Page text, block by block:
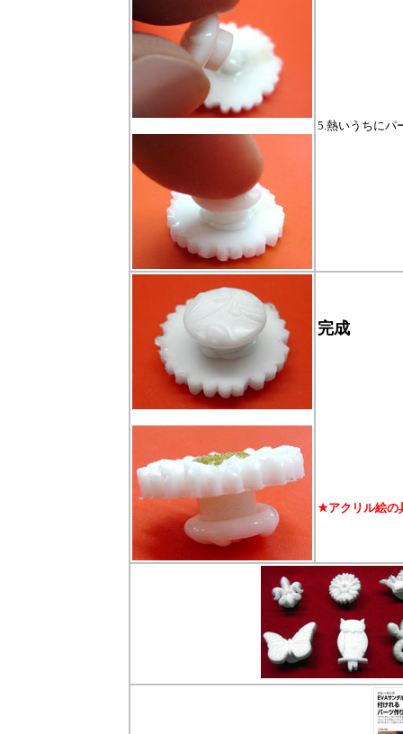
5.熱いうちにパ
完成
★アクリル絵の